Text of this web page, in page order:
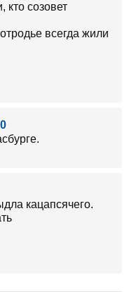
созовет
всегда жили
кацапсячего.